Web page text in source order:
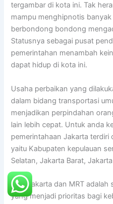
tergambar di kota ini. Tak
mampu menghipnotis
berbondong bondong
Statusnya sebagai pusat
pemerintahan menambah
dapat hidup di kota ini.
Usaha perbaikan yang
dalam bidang transportasi
menjadikan perpindahan
lain lebih cepat. Untuk anda
pemerintahaan Jakarta terdiri
yaitu Kabupaten kepulauan
Selatan, Jakarta Barat,
Transjakarta dan MRT
yang menjadi prioritas bagi